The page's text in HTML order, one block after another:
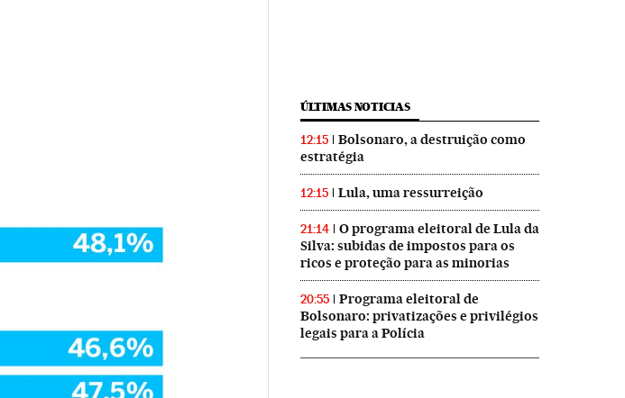
ÚLTIMAS NOTICIAS
12:15
Bolsonaro, a destruição como
estratégia
12:15 Lula, uma ressurreição
21:14
O programa eleitoral de Lula da
Silva: subidas de impostos para os
ricos e proteção para as minorias
20:55
Programa eleitoral de
Bolsonaro: privatizações e privilégios
legais para a Polícia